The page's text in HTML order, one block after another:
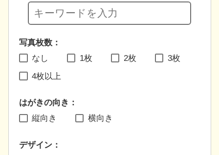
写真枚数：
なし
1枚 2枚 3枚
4枚以上
はがきの向き：
縦向き
横向き
デザイン：